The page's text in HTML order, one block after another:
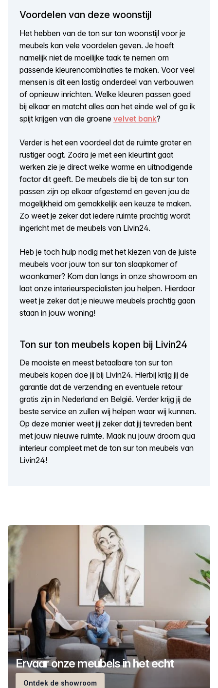
Voordelen van deze woonstijl
Het hebben van de ton sur ton woonstijl voor je
meubels kan vele voordelen geven. Je hoeft
namelijk niet de moeilijke taak te nemen om
passende kleurencombinaties te maken. Voor veel
mensen is dit een lastig onderdeel van verbouwen
of opnieuw inrichten. Welke kleuren passen goed
bij elkaar en matcht alles aan het einde wel of ga ik
spijt krijgen van die groene velvet bank?
Verder is het een voordeel dat de ruimte groter en
rustiger oogt. Zodra je met een kleurtint gaat
werken zie je direct welke warme en uitnodigende
factor dit geeft. De meubels die bij de ton sur ton
passen zijn op elkaar afgestemd en geven jou de
mogelijkheid om gemakkelijk een keuze te maken.
Zo weet je zeker dat iedere ruimte prachtig wordt
ingericht met de meubels van Livin24.
Heb je toch hulp nodig met het kiezen van de juiste
meubels voor jouw ton sur ton slaapkamer of
woonkamer? Kom dan langs in onze showroom en
laat onze interieurspecialisten jou helpen. Hierdoor
weet je zeker dat je nieuwe meubels prachtig gaan
staan in jouw woning!
Ton sur ton meubels kopen bij Livin24
De mooiste en meest betaalbare ton sur ton
meubels kopen doe jij bij Livin24. Hierbij krijg jij de
garantie dat de verzending en eventuele retour
gratis zijn in Nederland en België. Verder krijg jij de
beste service en zullen wij helpen waar wij kunnen.
Op deze manier weet jij zeker dat jij tevreden bent
met jouw nieuwe ruimte. Maak nu jouw droom qua
interieur compleet met de ton sur ton meubels van
Livin24!
Ervaar onze meubels in het echt
Ontdek de showroom